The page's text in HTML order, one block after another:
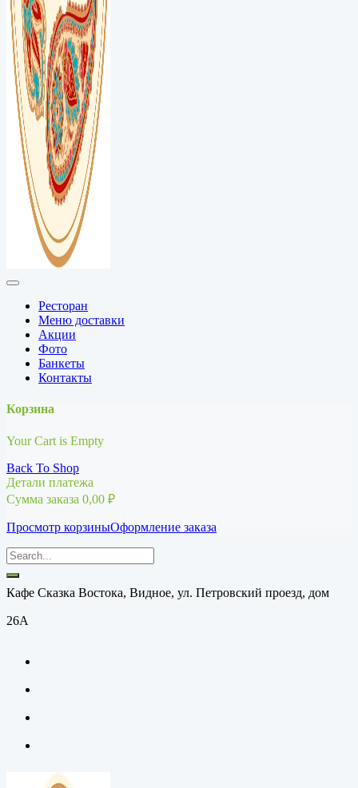
Ресторан
Меню доставки
Акции
Фото
Банкеты
Контакты
Корзина
Your Cart is Empty
Back To Shop
Детали платежа
Сумма заказа 0,00 ₽
Просмотр корзиныОформление заказа
Кафе Сказка Востока, Видное, ул. Петровский проезд, дом
26А